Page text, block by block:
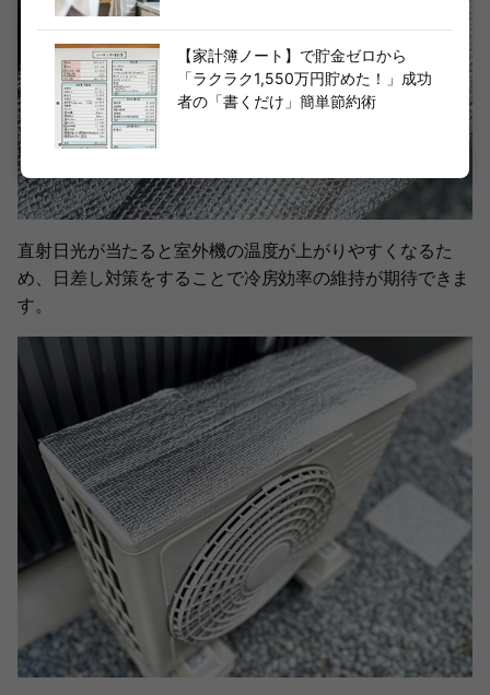
直射日光が当たると室外機の温度が上がりやすくなるた
め、日差し対策をすることで冷房効率の維持が期待できま
す。
【家計簿ノート】で貯金ゼロから
「ラクラク1,550万円貯めた！」成功
者の「書くだけ」簡単節約術